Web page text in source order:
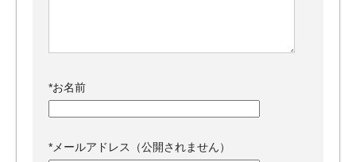
*お名前
* メールアドレス（公開されません）